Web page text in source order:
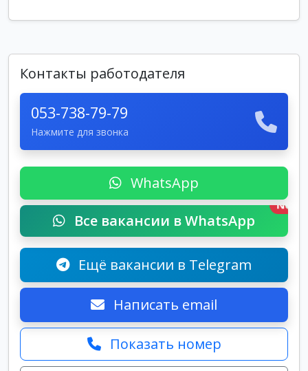
Контакты работодателя
053-738-79-79
Нажмите для звонка
WhatsApp
Все вакансии в WhatsApp
New
Ещё вакансии в Telegram
Написать email
Показать номер